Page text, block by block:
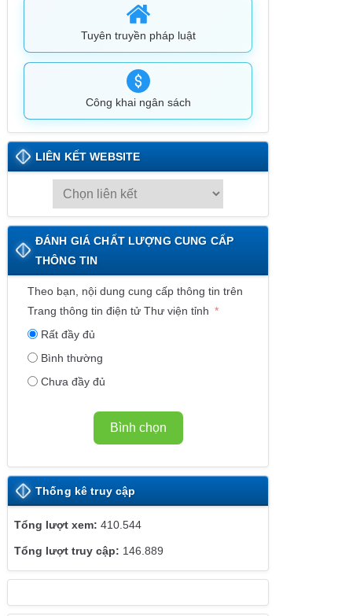
Tuyên truyền pháp luật
Công khai ngân sách
LIÊN KẾT WEBSITE
I
Ê
N
K
Ế
B
S
ĐÁNH GIÁ CHẤT LƯỢNG CUNG CẤP
THÔNG TIN
Theo bạn, nội dung cung cấp thông tin trên
Trang thông tin điện tử Thư viện tỉnh
Rất đầy đủ
Bình thường
Chưa đầy đủ
Bình chọn
Thống kê truy cập
410.544
146.889